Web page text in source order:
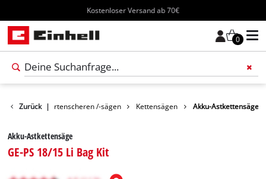
Kostenloser Versand ab 70€
0
Zurück |
Garten Gartenscheren /-sägen Kettensägen Akku-Astkettensäge
Akku-Astkettensäge
GE-PS 18/15 Li Bag Kit